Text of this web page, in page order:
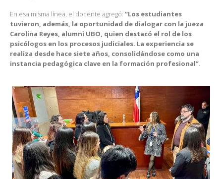
En esa misma línea, el docente agregó: “Los estudiantes
tuvieron, además, la oportunidad de dialogar con la jueza
Carolina Reyes, alumni UBO, quien destacó el rol de los
psicólogos en los procesos judiciales. La experiencia se
realiza desde hace siete años, consolidándose como una
instancia pedagógica clave en la formación profesional”.